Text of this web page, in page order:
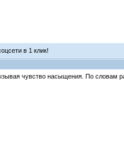
в 1 клик!
чувство насыщения. По словам